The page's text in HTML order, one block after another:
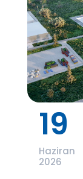
19
Haziran
2026